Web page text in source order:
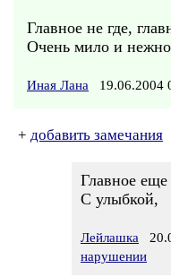
Главное не где,
Очень мило и
Иная Лана 19.06.2004
+ добавить замечания
Главное
С улыбкой,
Лейлашка
нарушении